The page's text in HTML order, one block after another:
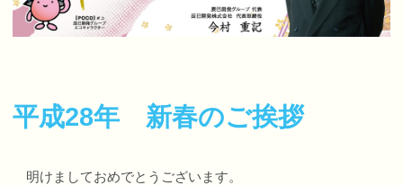
平成28年 新春のご挨拶
明けましておめでとうございます。